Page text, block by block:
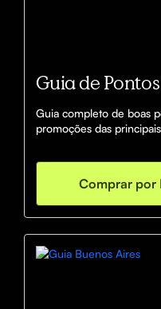
Guia de
Guia completo de boas
promoções das
Comprar por